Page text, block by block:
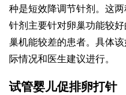
种是短效降调节针剂。这
针剂主要针对卵巢功能较
巢机能较差的患者。具体
际情况和医生建议进行。
试管婴儿促排卵打针